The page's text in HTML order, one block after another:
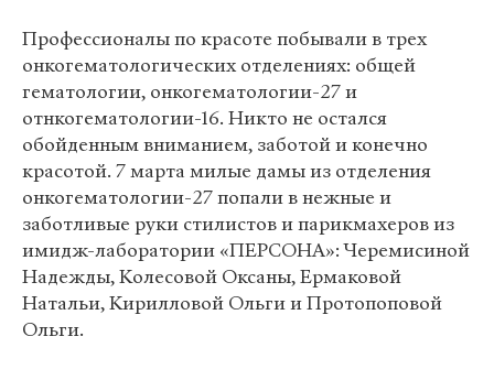
Профессионалы по красоте побывали в трех
онкогематологических отделениях: общей
гематологии, онкогематологии-27 и
отнкогематологии-16. Никто не остался
обойденным вниманием, заботой и конечно
красотой. 7 марта милые дамы из отделения
онкогематологии-27 попали в нежные и
заботливые руки стилистов и парикмахеров из
имидж-лаборатории «ПЕРСОНА»: Черемисиной
Надежды, Колесовой Оксаны, Ермаковой
Натальи, Кирилловой Ольги и Протопоповой
Ольги.